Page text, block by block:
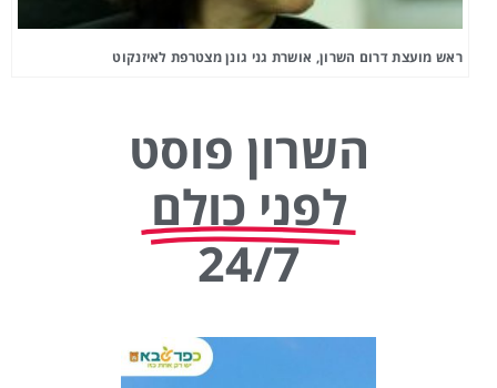
ראש מועצת דרום השרון, אושרת גני גונן מצטרפת לאיזנקוט
השרון פוסט
לפני כולם
24/7